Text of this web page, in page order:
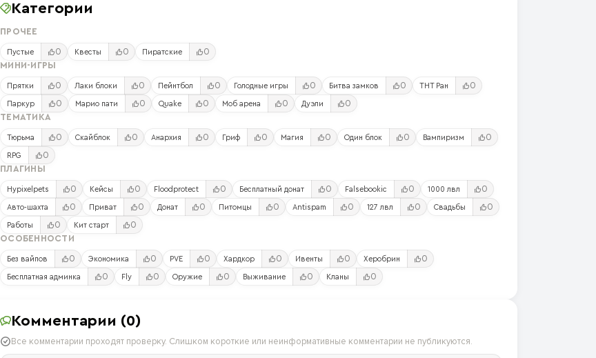
Категории
ПРОЧЕЕ
Пустые 0 Квесты 0 Пиратские 0
МИНИ-ИГРЫ
Прятки 0 Лаки блоки 0 Пейнтбол 0 Голодные игры 0 Битва замков 0 ТНТ Ран 0
Паркур 0 Марио пати 0 Quake 0 Моб арена 0 Дуэли 0
ТЕМАТИКА
Тюрьма 0 Скайблок 0 Анархия 0 Гриф 0 Магия 0 Один блок 0 Вампиризм 0
RPG 0
ПЛАГИНЫ
Hypixelpets 0 Кейсы 0 Floodprotect 0 Бесплатный донат 0 Falsebookic 0 1000 лвл 0
Авто-шахта 0 Приват 0 Донат 0 Питомцы 0 Antispam 0 127 лвл 0 Свадьбы 0
Работы 0 Кит старт 0
ОСОБЕННОСТИ
Без вайпов 0 Экономика 0 PVE 0 Хардкор 0 Ивенты 0 Херобрин 0
Бесплатная админка 0 Fly 0 Оружие 0 Выживание 0 Кланы 0
Комментарии (0)
Все комментарии проходят проверку. Слишком короткие или неинформативные комментарии не публикуются.